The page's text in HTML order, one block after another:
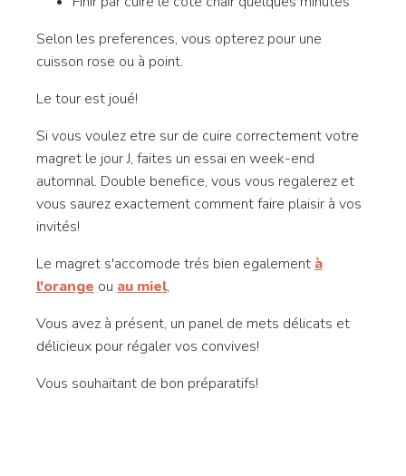
Selon les preferences, vous opterez pour une
cuisson rose ou à point.
Le tour est joué!
Si vous voulez etre sur de cuire correctement votre
magret le jour J, faites un essai en week-end
automnal. Double benefice, vous vous regalerez et
vous saurez exactement comment faire plaisir à vos
invités!
Le magret s'accomode trés bien egalement à
l'orange ou au miel,
Vous avez à présent, un panel de mets délicats et
délicieux pour régaler vos convives!
Vous souhaitant de bon préparatifs!